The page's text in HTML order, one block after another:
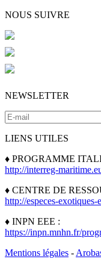
NOUS SUIVRE
NEWSLETTER
LIENS UTILES
♦ PROGRAMME
http://interreg-
♦ CENTRE DE
http://especes-exotiques-
♦ INPN EEE :
https://inpn.mnhn.fr/
Mentions légales -